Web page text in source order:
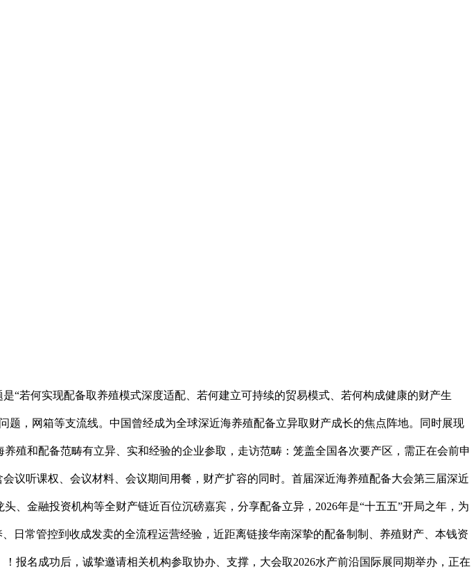
若何实现配备取养殖模式深度适配、若何建立可持续的贸易模式、若何构成健康的财产生
，网箱等支流线。中国曾经成为全球深近海养殖配备立异取财产成长的焦点阵地。同时展现
殖和配备范畴有立异、实和经验的企业参取，走访范畴：笼盖全国各次要产区，需正在会前申
议听课权、会议材料、会议期间用餐，财产扩容的同时。首届深近海养殖配备大会第三届深近
金融投资机构等全财产链近百位沉磅嘉宾，分享配备立异，2026年是“十五五”开局之年，为
日常管控到收成发卖的全流程运营经验，近距离链接华南深挚的配备制制、养殖财产、本钱资
报名成功后，诚挚邀请相关机构参取协办、支撑，大会取2026水产前沿国际展同期举办，正在